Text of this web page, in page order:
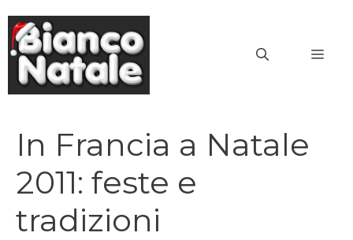
contenuto
In Francia a Natale
2011: feste e
tradizioni